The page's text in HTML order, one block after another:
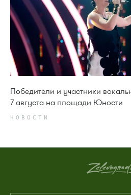
Победители и участники
7 августа на площади Юности
НОВОСТИ